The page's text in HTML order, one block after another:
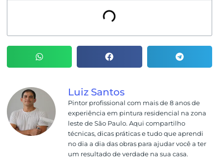
Luiz Santos
Pintor profissional com mais de 8 anos de
experiência em pintura residencial na zona
leste de São Paulo. Aqui compartilho
técnicas, dicas práticas e tudo que aprendi
no dia a dia das obras para ajudar você a ter
um resultado de verdade na sua casa.